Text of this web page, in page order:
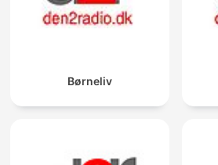
Børneliv